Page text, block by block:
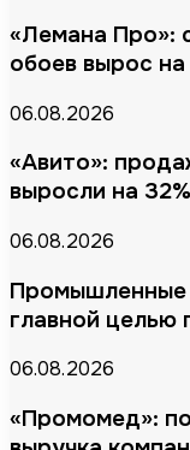
«Лемана Про»:
обоев вырос на
06.08.2026
«Авито»:
выросли на
06.08.2026
Промышленные
главной целью
06.08.2026
«Промомед»: